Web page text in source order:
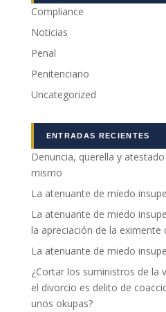
Compliance
Noticias
Penal
Penitenciario
Uncategorized
ENTRADAS RECIENTES
Denuncia, querella y
mismo
La atenuante de miedo
La atenuante de miedo
la apreciación de la eximente
La atenuante de miedo
¿Cortar los suministros de la
el divorcio es delito de
unos okupas?